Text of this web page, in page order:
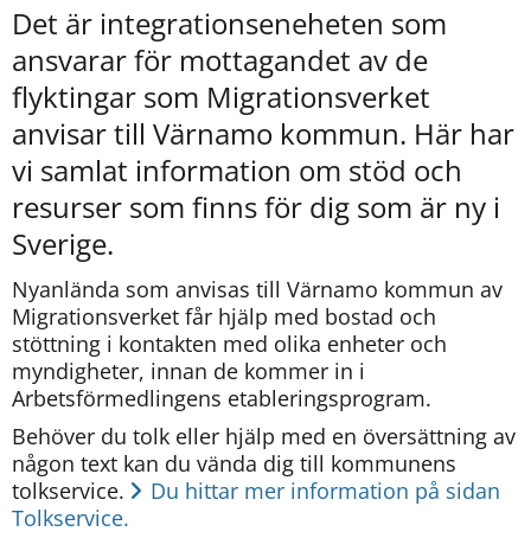
Det är integrationseneheten som
ansvarar för mottagandet av de
flyktingar som Migrationsverket
anvisar till Värnamo kommun. Här har
vi samlat information om stöd och
resurser som finns för dig som är ny i
Sverige.
Nyanlända som anvisas till Värnamo kommun av
Migrationsverket får hjälp med bostad och
stöttning i kontakten med olika enheter och
myndigheter, innan de kommer in i
Arbetsförmedlingens etableringsprogram.
Behöver du tolk eller hjälp med en översättning av
någon text kan du vända dig till kommunens
tolkservice.
Du hittar mer information på sidan
Tolkservice.
Hur
kan
vi
göra
informationen
bättre
dig?
Webbadress
sidan
bifogas
meddelandet.